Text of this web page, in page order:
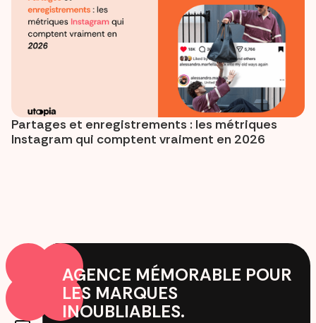
Partages et enregistrements : les métriques
Instagram qui comptent vraiment en 2026
AGENCE MÉMORABLE POUR
LES MARQUES
INOUBLIABLES.